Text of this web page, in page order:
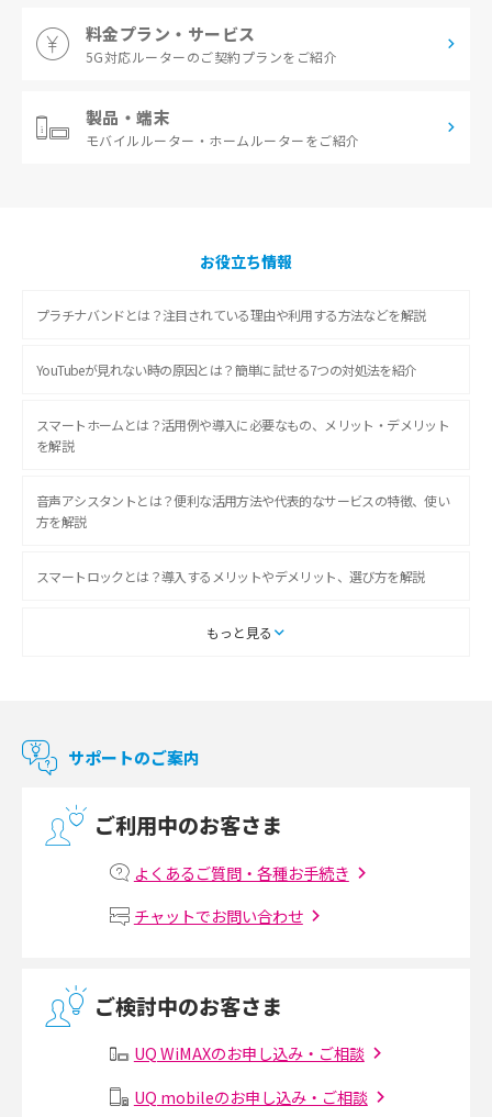
料金プラン・サービス
5G対応ルーターのご契約プランをご紹介
製品・端末
モバイルルーター・ ホームルーターをご紹介
お役立ち情報
プラチナバンドとは？注目されている理由や利用する方法などを解説
YouTubeが見れない時の原因とは？簡単に試せる7つの対処法を紹介
スマートホームとは？活用例や導入に必要なもの、メリット・デメリット
を解説
音声アシスタントとは？便利な活用方法や代表的なサービスの特徴、使い
方を解説
スマートロックとは？導入するメリットやデメリット、選び方を解説
スマートテレビとは？特徴や選び方、使い方をわかりやすく解説
マンションで使えるWi-Fiは？種類ごとの特徴や選び方を紹介
マンションで光回線の利用を始める手順は？設備状況の確認方法も解説
Wi-Fiルーターの設定方法をわかりやすく解説！事前に準備すべきものも紹
無線LANとは？メリット・デメリットや接続方法を解説
メッシュWi-Fiとは？仕組みやメリット・デメリット、中継機との違いを解
もっと見る
サポートのご案内
ご利用中のお客さま
よくあるご質問・各種お手続き
チャットでお問い合わせ
ご検討中のお客さま
UQ WiMAXのお申し込み・ご相談
UQ mobileのお申し込み・ご相談